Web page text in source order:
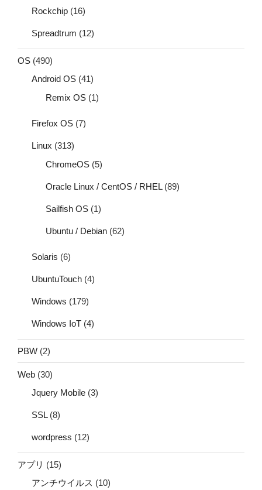
Rockchip (16)
Spreadtrum (12)
OS (490)
Android OS (41)
Remix OS (1)
Firefox OS (7)
Linux (313)
ChromeOS (5)
Oracle Linux / CentOS / RHEL(89)
Sailfish OS (1)
Ubuntu / Debian (62)
Solaris (6)
UbuntuTouch (4)
Windows (179)
Windows IoT (4)
PBW (2)
Web (30)
Jquery Mobile (3)
SSL(8)
wordpress (12)
アプリ (15)
アンチウイルス (10)